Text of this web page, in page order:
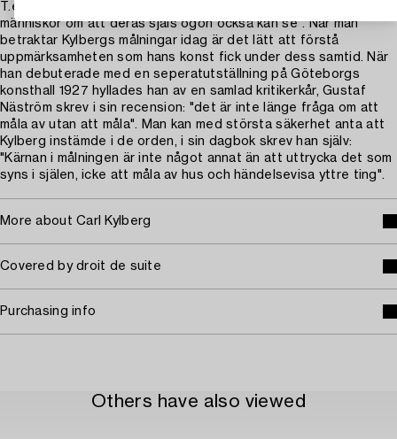
T.ex. hur en blomma ser ut för de flesta. Jag vill överbevisa
människor om att deras själs ögon också kan se". När man
betraktar Kylbergs målningar idag är det lätt att förstå
uppmärksamheten som hans konst fick under dess samtid. När
han debuterade med en seperatutställning på Göteborgs
konsthall 1927 hyllades han av en samlad kritikerkår, Gustaf
Näström skrev i sin recension: "det är inte länge fråga om att
måla av utan att måla". Man kan med största säkerhet anta att
Kylberg instämde i de orden, i sin dagbok skrev han själv:
"Kärnan i målningen är inte något annat än att uttrycka det som
syns i själen, icke att måla av hus och händelsevisa yttre ting".
More about Carl Kylberg
Covered by droit de suite
Purchasing info
Others have also viewed